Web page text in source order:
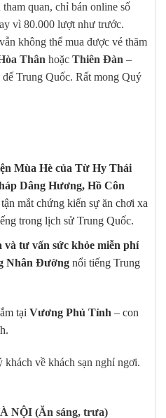
quan, chỉ bán online số
vì 80.000 lượt như trước.
không thể mua được vé thăm
Thân hoặc Thiên Đàn –
Trung Quốc. Rất mong Quý
Mùa Hè của Từ Hy Thái
Dâng Hương, Hồ Côn
mắt chứng kiến sự ăn chơi xa
trong lịch sử Trung Quốc.
và tư vấn sức khỏe miễn phí
Nhân Đường nổi tiếng Trung
tại Vương Phủ Tỉnh – con
khách về khách sạn nghỉ ngơi.
NỘI (Ăn sáng, trưa)